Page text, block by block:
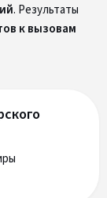
. Результаты
к вызовам